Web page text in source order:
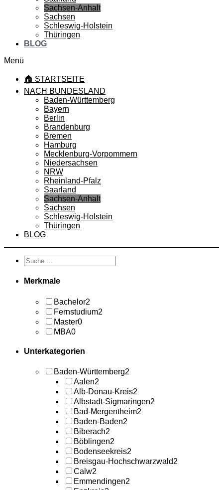
Sachsen-Anhalt
Sachsen
Schleswig-Holstein
Thüringen
BLOG
Menü
🏠 STARTSEITE
NACH BUNDESLAND
Baden-Württemberg
Bayern
Berlin
Brandenburg
Bremen
Hamburg
Mecklenburg-Vorpommern
Niedersachsen
NRW
Rheinland-Pfalz
Saarland
Sachsen-Anhalt
Sachsen
Schleswig-Holstein
Thüringen
BLOG
Merkmale
Bachelor2
Fernstudium2
Master0
MBA0
Unterkategorien
Baden-Württemberg2
Aalen2
Alb-Donau-Kreis2
Albstadt-Sigmaringen2
Bad-Mergentheim2
Baden-Baden2
Biberach2
Böblingen2
Bodenseekreis2
Breisgau-Hochschwarzwald2
Calw2
Emmendingen2